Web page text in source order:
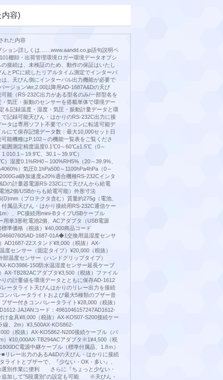
内容)
れた内容
ション詳しくは……www.aandd.co.jp語句説明ペ
棚卸・出荷管理環境ロガー環境データオプシ
接続は、未検証のため、動作の保証はいたし
とPCに続したリアルタイム測定でインターバ
は、天びん側にインターバル出力機能が必要で
ージョンVer,2.00以降用AD-1687A&Dの天び
能（RS-232C出力がある型名のみ/一部型名を
気圧・振動のセンサーを搭載単体で環境デー
＆記録温度・湿度・気圧・振動計量データと環
記録可能天びん・はかりのRS-232C出力に接
タは専用ソフト不要でパソコンに転送可能デ
にて保存記憶データ数：最大10,000セット日
能機種はP.102～の機能一覧表をご覧くださ
範囲測定精度温度0.1℃0～60℃±1.5℃（0～
～19.9℃、30.1～39.9℃）
湿度0.1%RH0～100%RH5%（20～39.9%、
）気圧0.1hPa500～1100hPa4hPa（0～
静加速度±20%適合機種RS-232Cインタ
の計量器電源RS-232Cにて天びんから給電
池2個/USBからも給電可能）外形寸法
（プロテクタ含む）質量約275g（電池、
属品天びん・はかり接続用RS-232C通信ケー
〉、PC接続用mini-BタイプUSBケーブル
用単3形乾電池2個、ACアダプタ（USB電源
準価格（税抜）¥40,000商品コード
1687-01A◆1交換用温湿度センサ
AD1687-22スタンド¥8,000（税抜）AX-
度センサー（固定タイプ）¥20,000（税抜）
部温度センサー（ハンドグリップタイプ）
KO3986-150防水温湿度センサー延長ケーブ
AX-TB282ACアダプタ¥3,500（税抜）ファイル
の計量値を環境データとともに保存AD-1612
レータライト天びんはかりのリレー出力を接続
ンパレータライトおよび最大5種類のブザー音
ザー付きコンパレータライト¥28,000（税抜）
JAJANコード：4981046157247AD1612-
け金具¥8,000（税抜）AX-KO507-S200接続ケー
線、2m）¥3,500AX-KO5862-
（税抜）AX-KO5862-N200接続ケーブル（バ
）¥10,000AX-TB294ACアダプタ※1¥4,500（税
電源中継ケーブル（標準付属品、1.8ｍ）
リレー出力のあるA&Dの天びん・はかりに接続
ライトとブザーで、『少ない・OK・多い』、
選別作業に便利 さらに『ちょっと少ない・
追加して”5段選別”の設定も可能 ※天びん・